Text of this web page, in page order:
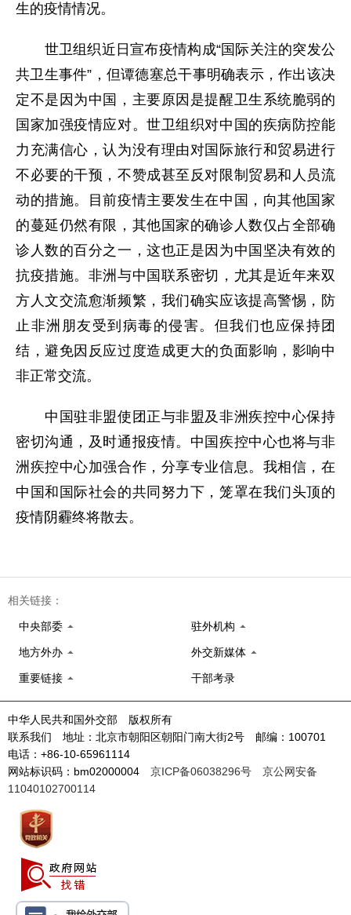
生的疫情情况。
世卫组织近日宣布疫情构成“国际关注的突发公
共卫生事件”，但谭德塞总干事明确表示，作出该决
定不是因为中国，主要原因是提醒卫生系统脆弱的
国家加强疫情应对。世卫组织对中国的疾病防控能
力充满信心，认为没有理由对国际旅行和贸易进行
不必要的干预，不赞成甚至反对限制贸易和人员流
动的措施。目前疫情主要发生在中国，向其他国家
的蔓延仍然有限，其他国家的确诊人数仅占全部确
诊人数的百分之一，这也正是因为中国坚决有效的
抗疫措施。非洲与中国联系密切，尤其是近年来双
方人文交流愈渐频繁，我们确实应该提高警惕，防
止非洲朋友受到病毒的侵害。但我们也应保持团
结，避免因反应过度造成更大的负面影响，影响中
非正常交流。
中国驻非盟使团正与非盟及非洲疾控中心保持
密切沟通，及时通报疫情。中国疾控中心也将与非
洲疾控中心加强合作，分享专业信息。我相信，在
中国和国际社会的共同努力下，笼罩在我们头顶的
疫情阴霾终将散去。
相关链接：
中央部委 驻外机构
地方外办 外交新媒体
重要链接 干部考录
中华人民共和国外交部 版权所有
联系我们 地址：北京市朝阳区朝阳门南大街2号 邮编：100701
电话：+86-10-65961114
网站标识码：bm02000004 京ICP备06038296号
京公网安备
11040102700114